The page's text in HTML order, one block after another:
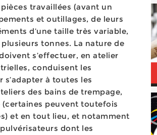
travaillées (avant un
et outillages, de leurs
d’une taille très variable,
tonnes. La nature de
s’effectuer, en atelier
conduisent les
à toutes les
des bains de trempage,
peuvent toutefois
et en tout lieu, et notamment
dont les